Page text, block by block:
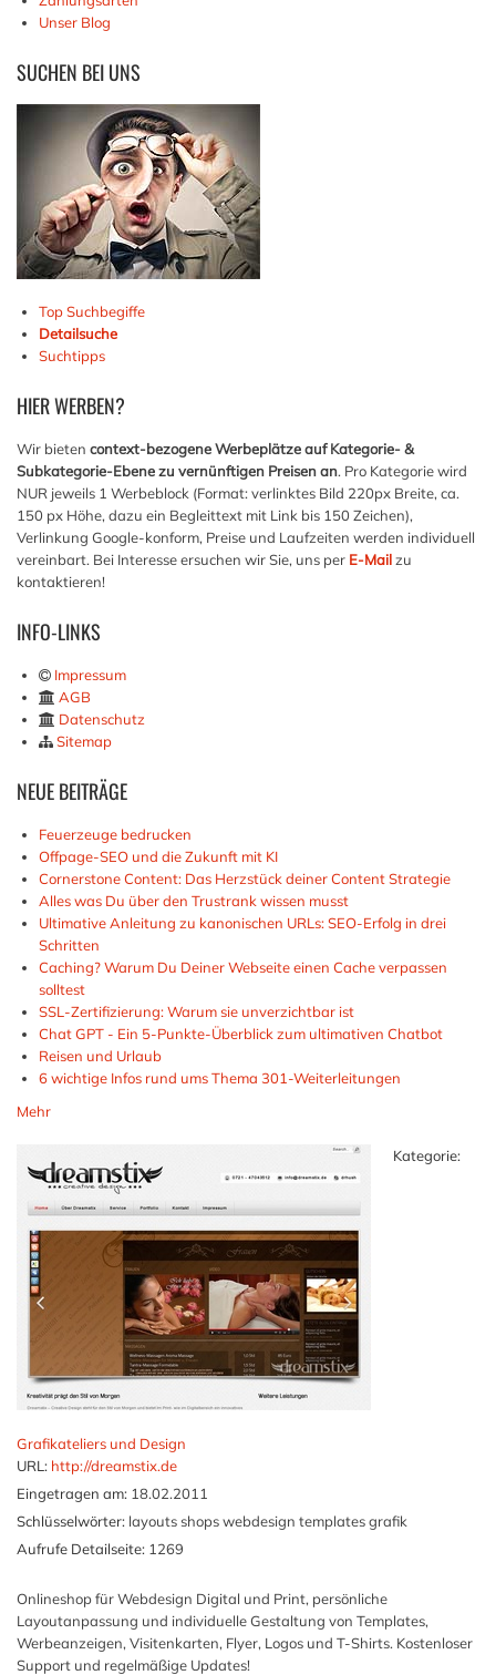
Unser Blog
SUCHEN BEI UNS
Top Suchbegiffe
Detailsuche
Suchtipps
HIERWERBEN?
Wir bieten context-bezogene Werbeplätze auf Kategorie- &
Subkategorie-Ebene zu vernünftigen Preisen an. Pro Kategorie wird
NUR jeweils 1 Werbeblock (Format: verlinktes Bild 220px Breite, ca.
150 px Höhe, dazu ein Begleittext mit Link bis 150 Zeichen),
Verlinkung Google-konform, Preise und Laufzeiten werden individuell
vereinbart. Bei Interesse ersuchen wir Sie, uns per E-Mailzu
kontaktieren!
INFO-LINKS
Impressum
AGB
Datenschutz
Sitemap
NEUEBEITRÄGE
Feuerzeuge bedrucken
Offpage-SEO und die Zukunft mit KI
Cornerstone Content: Das Herzstück deiner Content Strategie
Alles was Du über den Trustrank wissen musst
Ultimative Anleitung zu kanonischen URLs: SEO-Erfolg in drei
Schritten
Caching? Warum Du Deiner Webseite einen Cache verpassen
solltest
SSL-Zertifizierung: Warum sie unverzichtbar ist
Chat GPT - Ein 5-Punkte-Überblick zum ultimativen Chatbot
Reisen und Urlaub
6 wichtige Infos rund ums Thema 301-Weiterleitungen
Mehr
Kategorie:
Grafikateliers und Design
URL: http://dreamstix.de
Eingetragen am: 18.02.2011
Schlüsselwörter: layouts shops webdesign templates grafik
Aufrufe Detailseite: 1269
Onlineshop für Webdesign Digital und Print, persönliche
Layoutanpassung und individuelle Gestaltung von Templates,
Werbeanzeigen, Visitenkarten, Flyer, Logos und T-Shirts. Kostenloser
Support und regelmäßige Updates!